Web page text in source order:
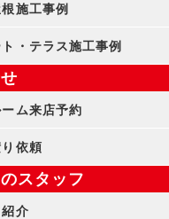
施工事例
・テラス施工事例
ム来店予約
依頼
スタッフ
介